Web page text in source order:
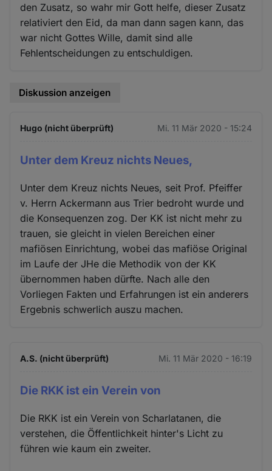
den Zusatz, so wahr mir Gott helfe, dieser Zusatz
relativiert den Eid, da man dann sagen kann, das
war nicht Gottes Wille, damit sind alle
Fehlentscheidungen zu entschuldigen.
Diskussion anzeigen
Hugo (nicht überprüft) Mi. 11 Mär 2020 - 15:24
Unter dem Kreuz nichts Neues,
Unter dem Kreuz nichts Neues, seit Prof. Pfeiffer
v. Herrn Ackermann aus Trier bedroht wurde und
die Konsequenzen zog. Der KK ist nicht mehr zu
trauen, sie gleicht in vielen Bereichen einer
mafiösen Einrichtung, wobei das mafiöse Original
im Laufe der JHe die Methodik von der KK
übernommen haben dürfte. Nach alle den
Vorliegen Fakten und Erfahrungen ist ein anderers
Ergebnis schwerlich auszu machen.
A.S. (nicht überprüft) Mi. 11 Mär 2020 - 16:19
Die RKK ist ein Verein von
Die RKK ist ein Verein von Scharlatanen, die
verstehen, die Öffentlichkeit hinter's Licht zu
führen wie kaum ein zweiter.